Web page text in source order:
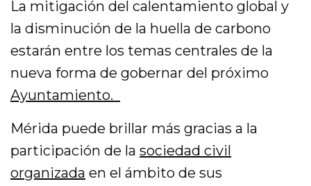
La mitigación del calentamiento global y
la disminución de la huella de carbono
estarán entre los temas centrales de la
nueva forma de gobernar del próximo
Ayuntamiento.
Mérida puede brillar más gracias a la
participación de lasociedad civil
organizada en el ámbito de sus